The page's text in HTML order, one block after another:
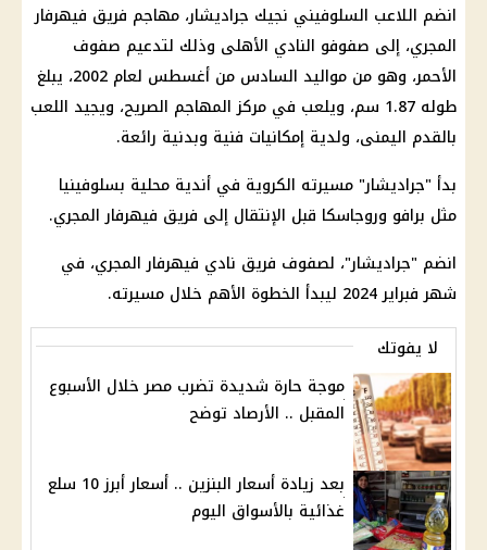
انضم اللاعب السلوفيني نجيك جراديشار، مهاجم فريق فيهرفار
المجري، إلى صفوفو النادي الأهلى وذلك لتدعيم صفوف
الأحمر، وهو من مواليد السادس من أغسطس لعام 2002، يبلغ
طوله 1.87 سم، ويلعب في مركز المهاجم الصريح، ويجيد اللعب
بالقدم اليمنى، ولدية إمكانيات فنية وبدنية رائعة.
بدأ "جراديشار" مسيرته الكروية في أندية محلية بسلوفينيا
مثل برافو وروجاسكا قبل الإنتقال إلى فريق فيهرفار المجري.
انضم "جراديشار"، لصفوف فريق نادي فيهرفار المجري، في
شهر فبراير 2024 ليبدأ الخطوة الأهم خلال مسيرته.
لا يفوتك
موجة حارة شديدة تضرب مصر خلال الأسبوع
المقبل .. الأرصاد توضح
بعد زيادة أسعار البنزين .. أسعار أبرز 10 سلع
غذائية بالأسواق اليوم